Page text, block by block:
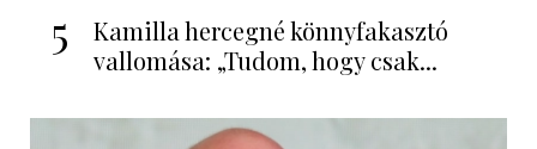
5
Kamilla hercegné könnyfakasztó
vallomása: „Tudom, hogy csak...